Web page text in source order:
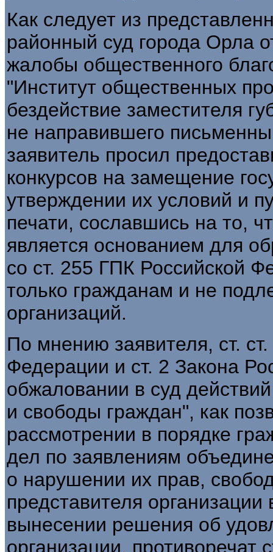
Как следует из
районный суд города Орла
жалобы общественного
"Институт общественных
бездействие заместителя
не направившего
заявитель просил
конкурсов на замещение
утверждении их условий и
печати, сославшись на то,
является основанием для
со ст. 255 ГПК Российской
только гражданам и не
организаций.
По мнению заявителя, ст.
Федерации и ст. 2 Закона
обжаловании в суд
и свободы граждан", как
рассмотрении в порядке
дел по заявлениям
о нарушении их прав,
представителя
вынесении решения об
организации, противоречат